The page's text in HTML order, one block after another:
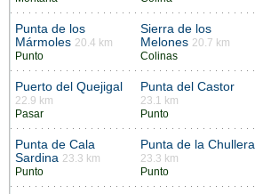
Punta de los
Mármoles 20.4 km
Punto
Sierra de los
Melones 20.7 km
Colinas
Puerto del Quejigal
22.9 km
Pasar
Punta del Castor
23.1 km
Punto
Punta de Cala
Sardina 23.3 km
Punto
Punta de la Chullera
23.3 km
Punto